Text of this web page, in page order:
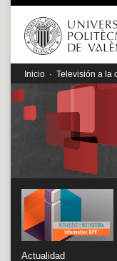
Inicio · Televisión a la
Actualidad